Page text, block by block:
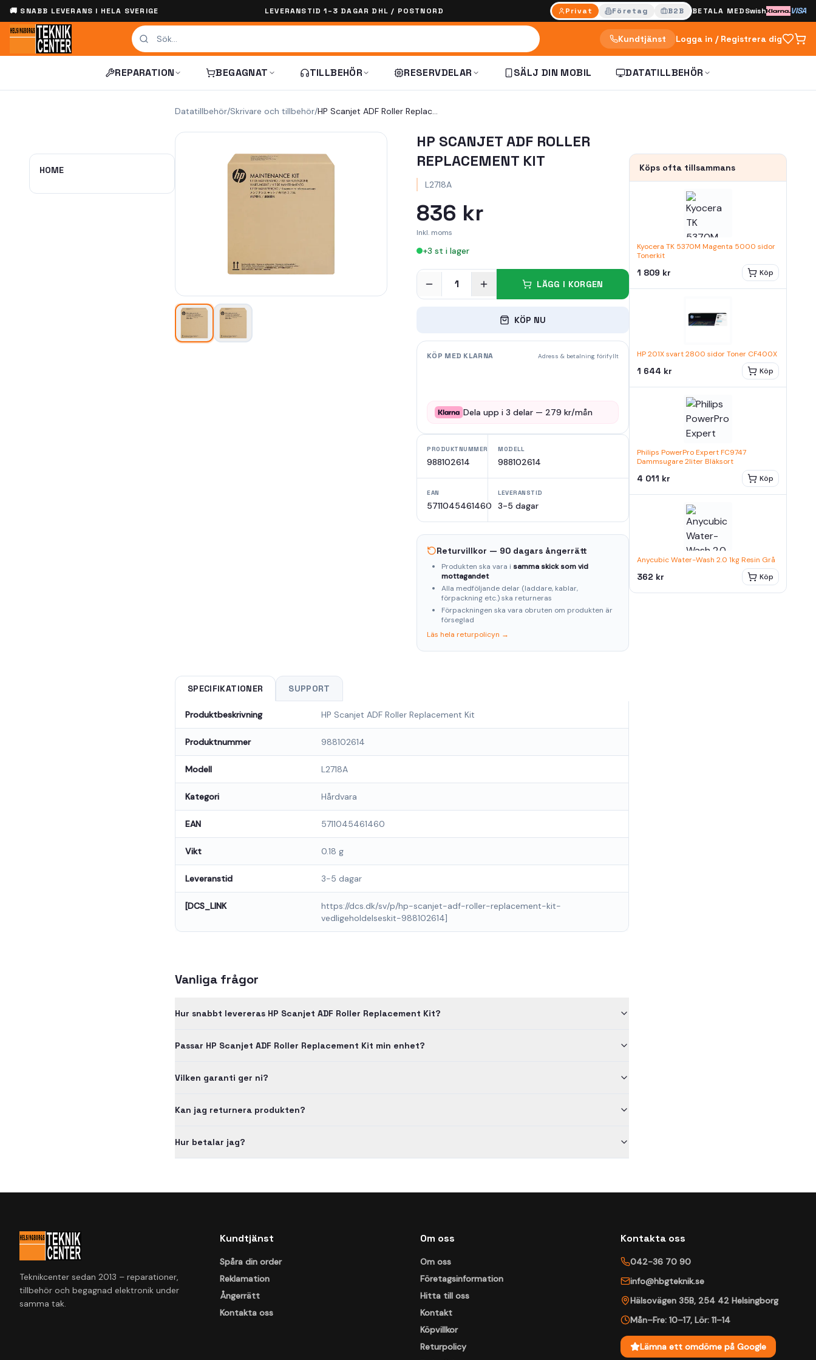
🚚 SNABB LEVERANS I HELA SVERIGE LEVERANSTID 1–3 DAGAR DHL / POSTNORD Privat Företag B2B BETALA MEDSwish VISA
Kundtjänst Logga in / Registrera dig
REPARATION BEGAGNAT TILLBEHÖR RESERVDELAR SÄLJ DIN MOBIL DATATILLBEHÖR
HOME
Datatillbehör/Skrivare och tillbehör/ HP Scanjet ADF Roller Replacement Kit
HP SCANJET ADF ROLLER
REPLACEMENT KIT
L2718A
836 kr
Inkl. moms
+3 st i lager
1 LÄGG I KORGEN
KÖP NU
KÖP MED KLARNA Adress & betalning förifyllt
Dela upp i3 delar — 279 kr/mån
PRODUKTNUMMER
988102614
MODELL
988102614
EAN
5711045461460
LEVERANSTID
3-5 dagar
Returvillkor — 90 dagars ångerrätt
Produkten ska vara i samma skick som vid
mottagandet
Alla medföljande delar (laddare, kablar,
förpackning etc.) ska returneras
Förpackningen ska vara obruten om produkten är
förseglad
Läs hela returpolicyn →
SPECIFIKATIONER SUPPORT
Produktbeskrivning HP Scanjet ADF Roller Replacement Kit
Produktnummer 988102614
Modell L2718A
Kategori Hårdvara
EAN 5711045461460
Vikt 0.18 g
Leveranstid 3-5 dagar
[DCS_LINK
https://dcs.dk/sv/p/hp-scanjet-adf-roller-replacement-kit-
vedligeholdelseskit-988102614]
Vanliga frågor
Hur snabbt levereras HP Scanjet ADF Roller Replacement Kit?
Passar HP Scanjet ADF Roller Replacement Kit min enhet?
Vilken garanti ger ni?
Kan jag returnera produkten?
Hur betalar jag?
Köps ofta tillsammans
Kyocera TK 5370M Magenta 5000 sidor
Tonerkit
1 809 kr Köp
HP 201X svart 2800 sidor Toner CF400X
1 644 kr Köp
Philips PowerPro Expert FC9747
Dammsugare 2liter Bläksort
4 011 kr Köp
Anycubic Water-Wash 2.0 1kg Resin Grå
362 kr Köp
Teknikcenter sedan 2013 – reparationer,
tillbehör och begagnad elektronik under
samma tak.
Kundtjänst
Spåra din order
Reklamation
Ångerrätt
Kontakta oss
Om oss
Om oss
Företagsinformation
Hitta till oss
Kontakt
Köpvillkor
Returpolicy
Kontakta oss
042-36 70 90
info@hbgteknik.se
Hälsovägen 35B, 254 42 Helsingborg
Mån–Fre: 10–17, Lör: 11–14
Lämna ett omdöme på Google